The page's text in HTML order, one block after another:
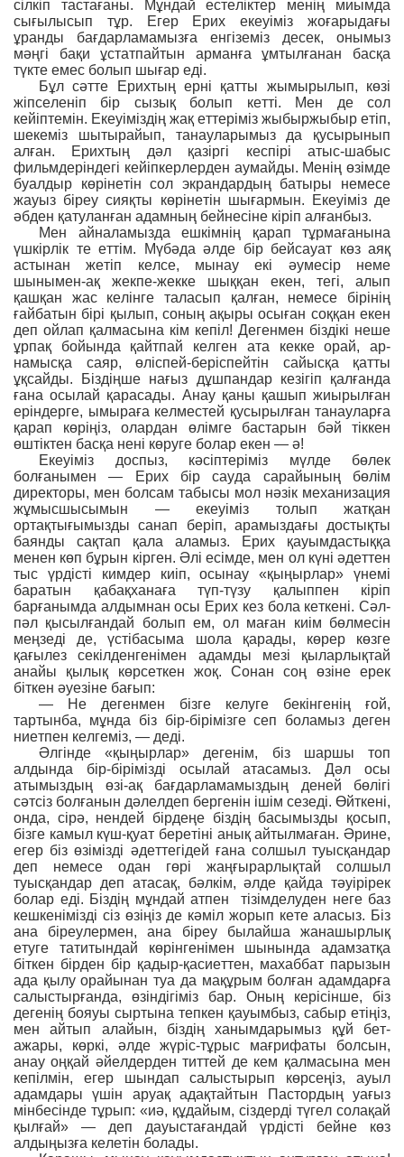
сілкіп тастағаны. Мұндай естеліктер менің миымда
сығылысып тұр. Егер Ерих екеуіміз жоғарыдағы
ұранды бағдарламамызға енгіземіз десек, онымыз
мəңгі бақи ұстатпайтын арманға ұмтылғанан басқа
түкте емес болып шығар еді.
Бұл сəтте Ерихтың ерні қатты жымырылып, көзі
жіпселеніп бір сызық болып кетті. Мен де сол
кейіптемін. Екеуіміздің жақ еттеріміз жыбыржыбыр етіп,
шекеміз шытырайып, танауларымыз да қусырынып
алған. Ерихтың дəл қазіргі кеспірі атыс-шабыс
фильмдеріндегі кейіпкерлерден аумайды. Менің өзімде
буалдыр көрінетін сол экрандардың батыры немесе
жауыз біреу сияқты көрінетін шығармын. Екеуіміз де
əбден қатуланған адамның бейнесіне кіріп алғанбыз.
Мен айналамызда ешкімнің қарап тұрмағанына
үшкірлік те еттім. Мүбəда əлде бір бейсауат көз аяқ
астынан жетіп келсе, мынау екі əумесір неме
шынымен-ақ жекпе-жекке шыққан екен, тегі, алып
қашқан жас келінге таласып қалған, немесе бірінің
ғайбатын бірі қылып, соның ақыры осыған соққан екен
деп ойлап қалмасына кім кепіл! Дегенмен біздікі неше
ұрпақ бойында қайтпай келген ата кекке орай, ар-
намысқа саяр, өліспей-беріспейтін сайысқа қатты
ұқсайды. Біздіңше нағыз дұшпандар кезігіп қалғанда
ғана осылай қарасады. Анау қаны қашып жиырылған
еріндерге, ымыраға келместей қусырылған танауларға
қарап көріңіз, олардан өлімге бастарын бəй тіккен
өштіктен басқа нені көруге болар екен — ə!
Екеуіміз доспыз, кəсіптеріміз мүлде бөлек
болғанымен — Ерих бір сауда сарайының бөлім
директоры, мен болсам табысы мол нəзік механизация
жұмысшысымын — екеуіміз толып жатқан
ортақтығымызды санап беріп, арамыздағы достықты
баянды сақтап қала аламыз. Ерих қауымдастыққа
менен көп бұрын кірген. Əлі есімде, мен ол күні əдеттен
тыс үрдісті кимдер киіп, осынау «қыңырлар» үнемі
баратын қабақханаға түп-түзу қалыппен кіріп
барғанымда алдымнан осы Ерих кез бола кеткені. Сəл-
пəл қысылғандай болып ем, ол маған киім бөлмесін
меңзеді де, үстібасыма шола қарады, көрер көзге
қағылез секілденгенімен адамды мезі қыларлықтай
анайы қылық көрсеткен жоқ. Сонан соң өзіне ерек
біткен əуезіне бағып:
— Не дегенмен бізге келуге бекінгенің ғой,
тартынба, мұнда біз бір-бірімізге сеп боламыз деген
ниетпен келгеміз, — деді.
Əлгінде «қыңырлар» дегенім, біз шаршы топ
алдында бір-бірімізді осылай атасамыз. Дəл осы
атымыздың өзі-ақ бағдарламамыздың деней бөлігі
сəтсіз болғанын дəлелдеп бергенін ішім сезеді. Өйткені,
онда, сірə, нендей бірдеңе біздің басымызды қосып,
бізге камыл күш-қуат беретіні анық айтылмаған. Əрине,
егер біз өзімізді əдеттегідей ғана солшыл туысқандар
деп немесе одан гөрі жаңғырарлықтай солшыл
туысқандар деп атасақ, бəлкім, əлде қайда тəуірірек
болар еді. Біздің мұндай атпен тізімделуден неге баз
кешкенімізді сіз өзіңіз де кəміл жорып кете аласыз. Біз
ана біреулермен, ана біреу былайша жанашырлық
етуге татитындай көрінгенімен шынында адамзатқа
біткен бірден бір қадыр-қасиеттен, махаббат парызын
ада қылу орайынан туа да мақұрым болған адамдарға
салыстырғанда, өзіндігіміз бар. Оның керісінше, біз
дегенің бояуы сыртына тепкен қауымбыз, сабыр етіңіз,
мен айтып алайын, біздің ханымдарымыз құй бет-
ажары, көркі, əлде жүріс-тұрыс мағрифаты болсын,
анау оңқай əйелдерден титтей де кем қалмасына мен
кепілмін, егер шындап салыстырып көрсеңіз, ауыл
адамдары үшін аруақ адақтайтын Пастордың уағыз
мінбесінде тұрып: «иə, құдайым, сіздерді түгел солақай
қылғай» — деп дауыстағандай үрдісті бейне көз
алдыңызға келетін болады.